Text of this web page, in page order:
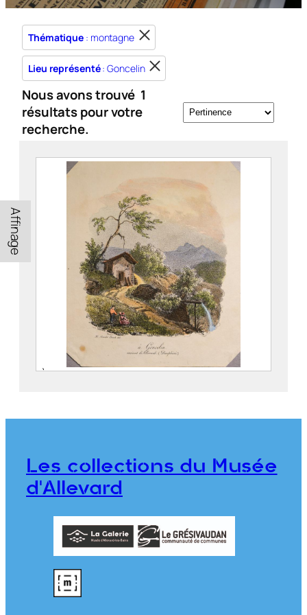
Thématique : montagne
Lieu représenté: Goncelin
Nous avons trouvé 1
résultats pour votre
recherche.
Affinage
À Goncelin. environs d’Allevard
Les collections du Musée
d'Allevard